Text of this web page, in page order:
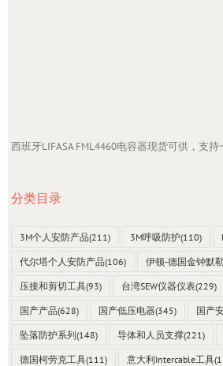
西班牙LIFASA FML4460电容器现货可供，支持
分类目录
3M个人安防产品(211) 3M呼吸防护(110)
代尔塔个人安防产品(106) 伊顿-德国金钟默
压接和剪切工具(93) 台湾SEW仪器仪表(229)
国产产品(628) 国产低压电器(345) 国产
坠落防护系列(148) 导体和人员支撑(221)
德国柯劳克工具(111) 意大利Intercable工具